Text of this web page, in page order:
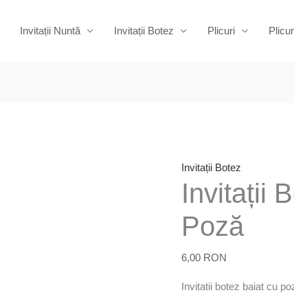
Invitații Nuntă Invitații Botez Plicuri
Invitații Botez
Invitații
Poză
6,00 RON
Invitatii botez baiat cu
-
Băiat00
Poză